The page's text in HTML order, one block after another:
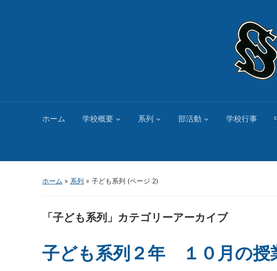
ホーム 学校概要 系列 部活動 学校行事
ホーム » 系列 » 子ども系列 (ページ 2)
「子ども系列 」カテゴリーアーカイブ
子ども系列２年 １０月の授